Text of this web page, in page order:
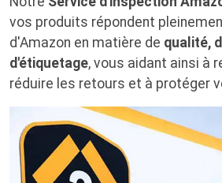
vos produits répondent
d'Amazon en matière de qualité,
d'étiquetage, vous aidant ainsi à
réduire les retours et à protéger